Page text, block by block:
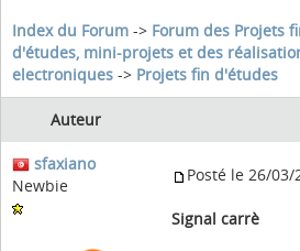
Index du Forum -> Forum des Projets
d'études, mini-projets et des
electroniques -> Projets fin d'études
Auteur
sfaxiano
Newbie
Posté le 26/03/
Signal carrè